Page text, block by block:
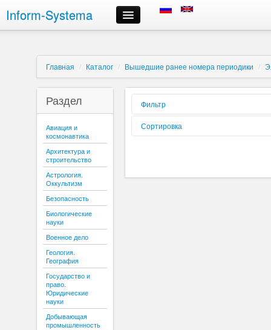
Inform-Systema
Контроль заказа
О компании
Российские информационные ресурсы, предлагаемые нами
Доставка
Сроки выполнения заказов
Регистрация и авторизация
Выбор информационных ресурсов и размещение заказа
Личный кабинет
Отмена заказа
Контактная информация
Главная / Каталог / Вышедшие ранее номера периодики /
Раздел
Авиация и
космонавтика
Архитектура и
строительство
Астрология.
Оккультизм
Безопасность
Биологические
науки
Военное дело
Геология.
География
Государство и
право.
Юридические
науки
Добывающая
промышленность
Фильтр
Форма
реализации:
Сортировка